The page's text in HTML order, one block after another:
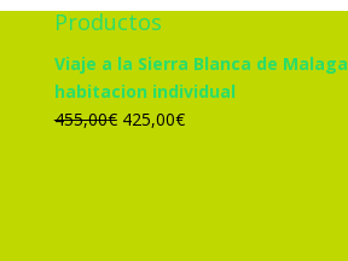
Productos
Viaje a la Sierra Blanca de Malaga
habitacion individual
455,00€ El
425,00€El